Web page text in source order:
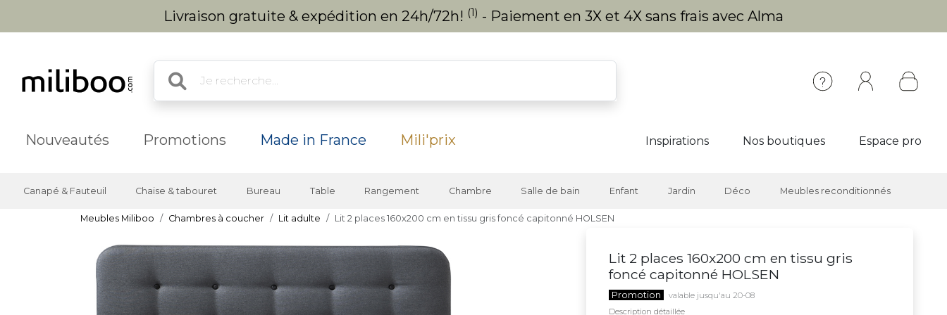
Livraison gratuite & expédition en 24h/72h! (1) - Paiement en 3X et 4X sans frais avec Alma
Nouveautés Promotions Made in France Mili'prix Inspirations Nos boutiques Espace pro
Canapé & Fauteuil Chaise & tabouret Bureau Table Rangement Chambre Salle de bain Enfant Jardin Déco Meubles reconditionnés
Meubles Miliboo Chambres à coucher Lit adulte Lit 2 places 160x200 cm en tissu gris foncé capitonné HOLSEN
Lit 2 places 160x200 cm en tissu gris
foncé capitonné HOLSEN
Promotion
valable jusqu'au 20-08
Description détaillée